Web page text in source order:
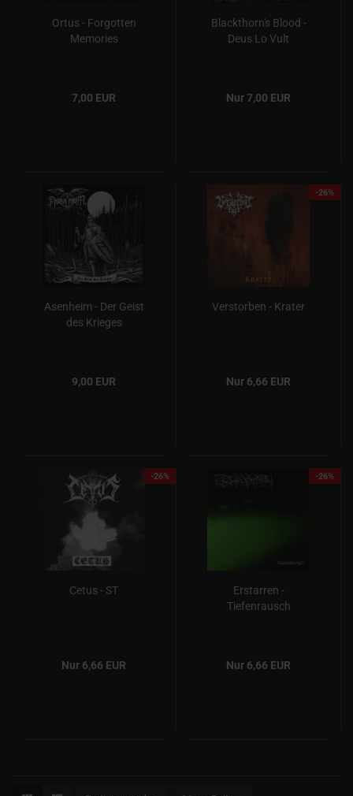
Ortus - Forgotten
Memories
7,00 EUR
Blackthorn's Blood -
Deus Lo Vult
Nur 7,00 EUR
Asenheim - Der Geist
des Krieges
9,00 EUR
-26%
Verstorben - Krater
Nur 6,66 EUR
-26%
Cetus - ST
Nur 6,66 EUR
-26%
Erstarren -
Tiefenrausch
Nur 6,66 EUR